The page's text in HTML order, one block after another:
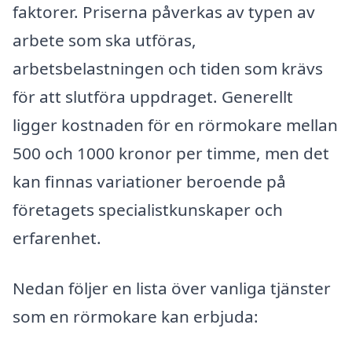
faktorer. Priserna påverkas av typen av
arbete som ska utföras,
arbetsbelastningen och tiden som krävs
för att slutföra uppdraget. Generellt
ligger kostnaden för en rörmokare mellan
500 och 1000 kronor per timme, men det
kan finnas variationer beroende på
företagets specialistkunskaper och
erfarenhet.
Nedan följer en lista över vanliga tjänster
som en rörmokare kan erbjuda: